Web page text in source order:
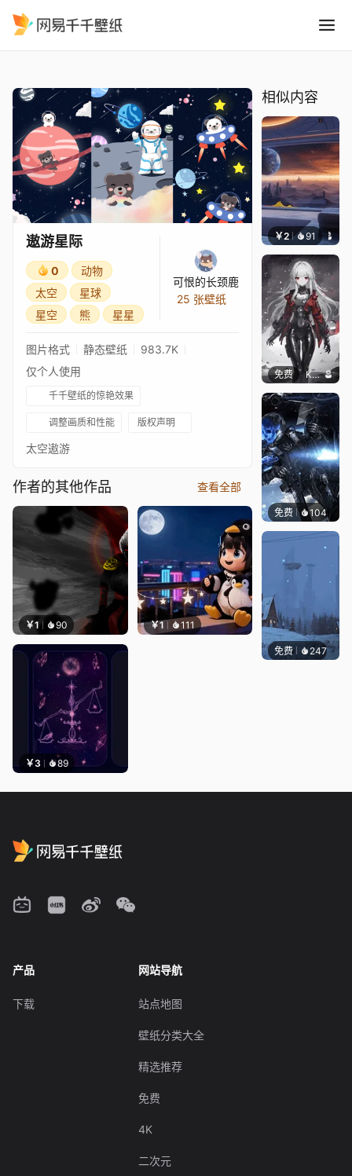
遨游星际
0
动物
太空
星球
星空
熊 星星
可恨的长颈鹿
25 张壁纸
图片格式 静态壁纸
983.7K
仅个人使用
千千壁纸的惊艳效果
调整画质和性能 版权声明
太空遨游
作者的其他作品 查看全部
￥1 90 ￥1 111
￥3 89
相似内容
￥2 91 好看
免费 Kyllar
免费 104
免费 247
产品
下载
网站导航
站点地图
壁纸分类大全
精选推荐
免费
4K
二次元